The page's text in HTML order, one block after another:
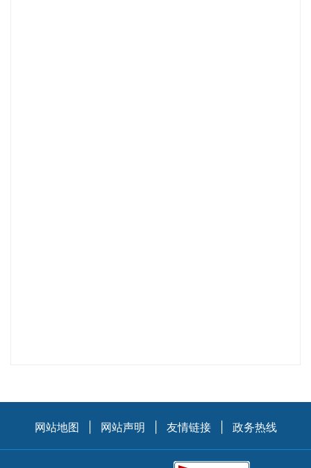
网站地图 网站声明 友情链接 政务热线